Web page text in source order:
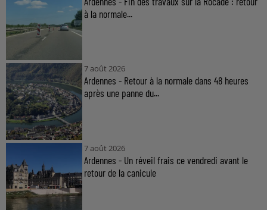
à la normale...
7 août 2026
Ardennes - Retour à la normale dans 48 heures
après une panne du...
7 août 2026
Ardennes - Un réveil frais ce vendredi avant le
retour de la canicule